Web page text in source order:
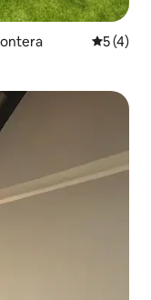
5 (4)